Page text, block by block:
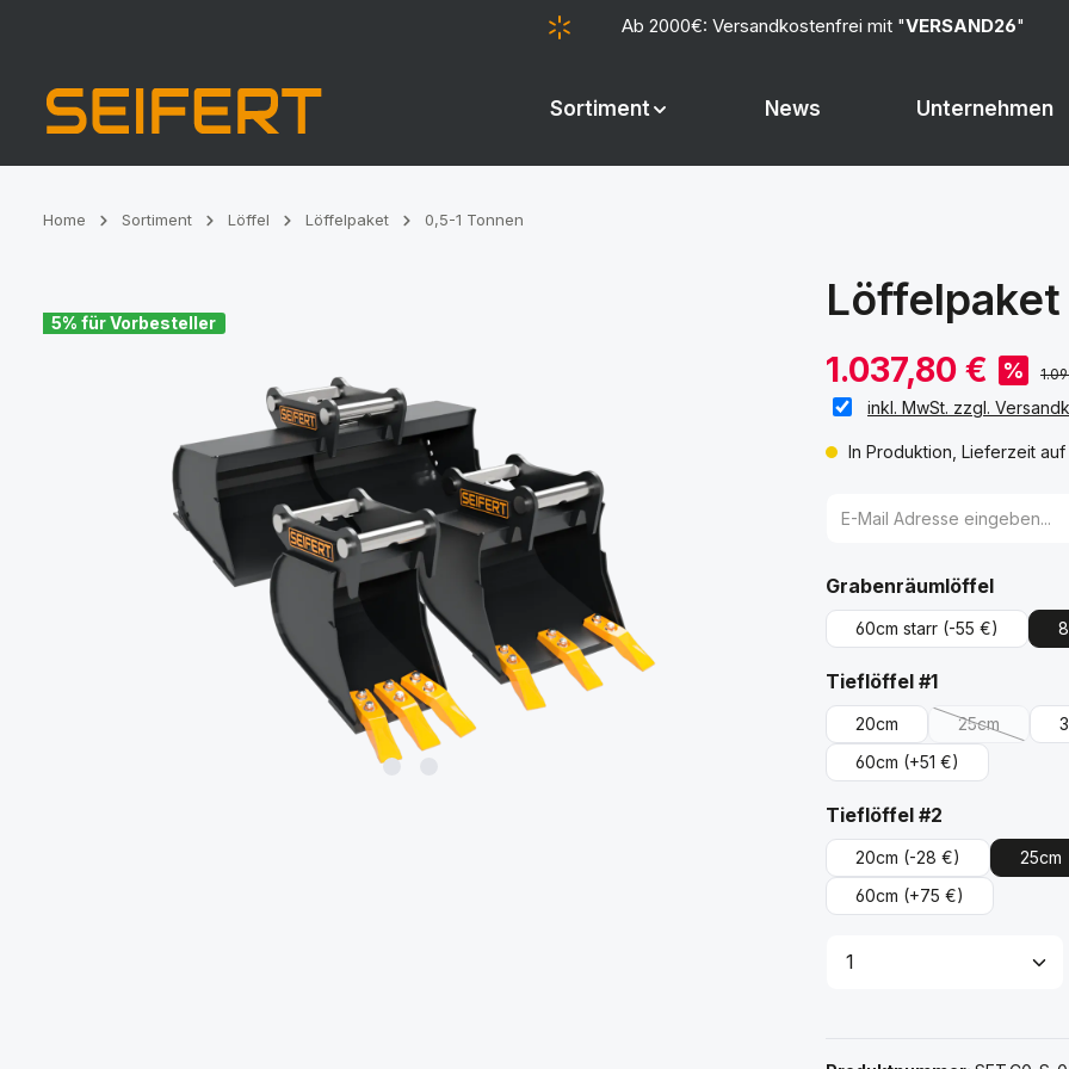
Ab 2000€: Versandkostenfrei mit "VERSAND26"
Sortiment News Unternehmen
Home Sortiment Löffel Löffelpaket 0,5-1 Tonnen
5% für Vorbesteller
Löffelpaket
1.037,80 € %
inkl. MwSt. zzgl.
In Produktion, Lieferzeit
Grabenräumlöffel
60cm starr (-55 €)
Tieflöffel #1auswählen
20cm 25cm
(Diese
60cm (+51 €)
Tieflöffel #2
20cm (-28 €) 25cm
60cm (+75 €)
Produkt Anzahl: